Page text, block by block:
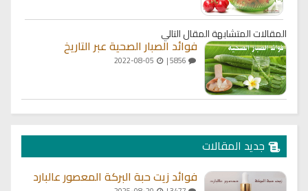
المقالات المتشابهةالمقال التالي
فوائد الصبار الصحية عبر التاريخ
جديد المقالات
فوائد زيت حبة البركة المعصور عالبارد